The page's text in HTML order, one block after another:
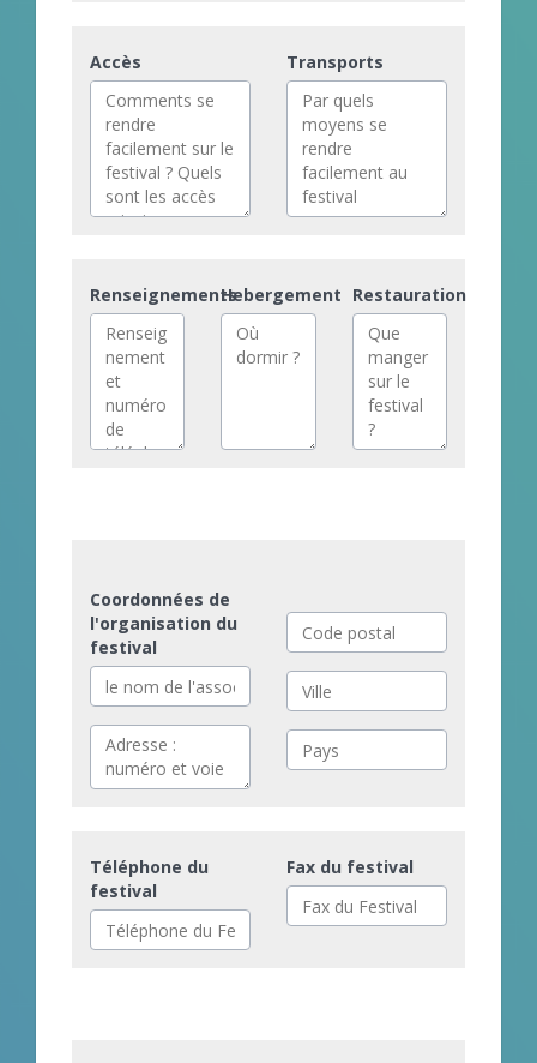
Accès Transports
RenseignementsHebergement Restauration
Coordonnées de
l'organisation du
festival
Téléphone du
festival
Fax du festival